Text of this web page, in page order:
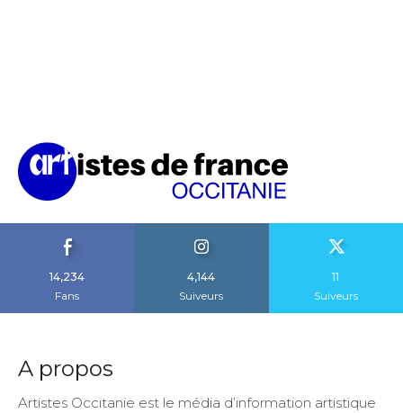
14,234
Fans
4,144
Suiveurs
11
Suiveurs
A propos
Artistes Occitanie est le média d’information artistique